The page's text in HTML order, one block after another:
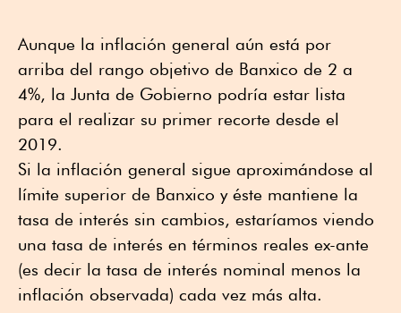
Aunque la inflación general aún está por
arriba del rango objetivo de Banxico de 2 a
4%, la Junta de Gobierno podría estar lista
para el realizar su primer recorte desde el
2019.
Si la inflación general sigue aproximándose al
límite superior de Banxico y éste mantiene la
tasa de interés sin cambios, estaríamos viendo
una tasa de interés en términos reales ex-ante
(es decir la tasa de interés nominal menos la
inflación observada) cada vez más alta.